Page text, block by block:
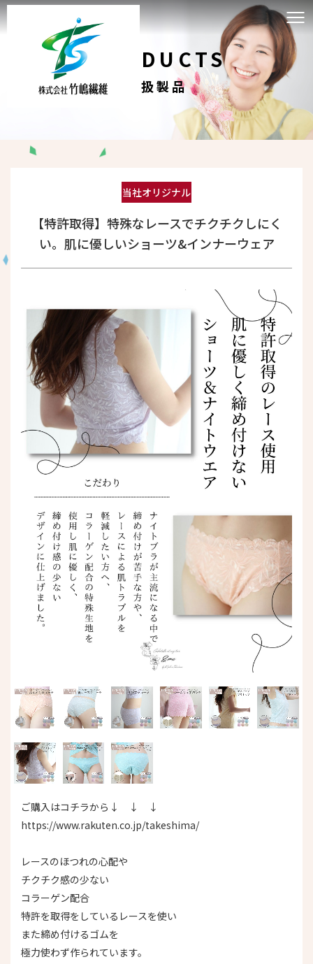
PRODUCTS
取扱製品
当社オリジナル
【特許取得】特殊なレースでチクチクしにく
い。肌に優しいショーツ&インナーウェア
ご購入はコチラから↓ ↓ ↓
https://www.rakuten.co.jp/takeshima/
レースのほつれの心配や
チクチク感の少ない
コラーゲン配合
特許を取得をしているレースを使い
また締め付けるゴムを
極力使わず作られています。